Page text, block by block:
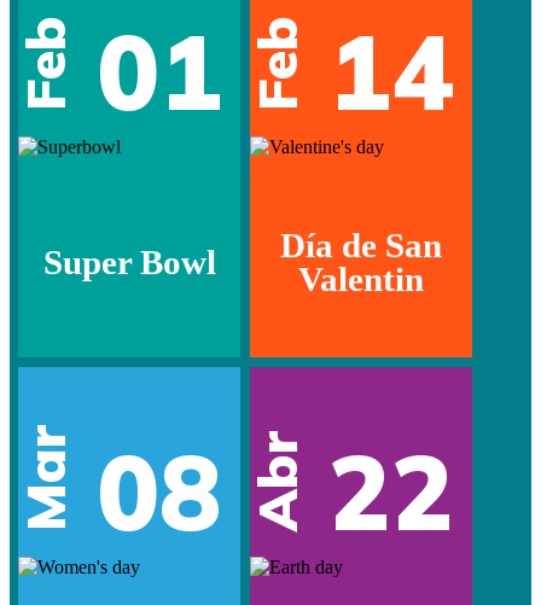
Feb 01
Super Bowl
Feb 14
Día de San
Valentin
Mar 08 Abr 22